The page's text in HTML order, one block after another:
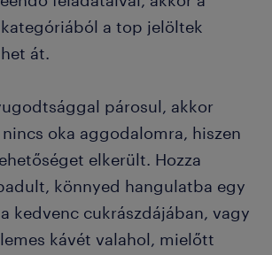
a top jelöltek
át.
párosul, akkor
oka aggodalomra, hiszen
elkerült. Hozza
könnyed hangulatba egy
kedvenc cukrászdájában, vagy
kávét valahol, mielőtt